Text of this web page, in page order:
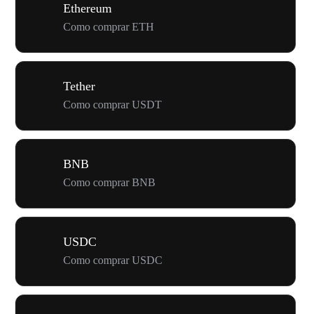
Ethereum
Como comprar ETH
Tether
Como comprar USDT
BNB
Como comprar BNB
USDC
Como comprar USDC